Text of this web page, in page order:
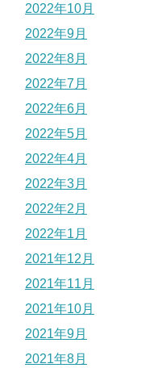
2022年10月
2022年9月
2022年8月
2022年7月
2022年6月
2022年5月
2022年4月
2022年3月
2022年2月
2022年1月
2021年12月
2021年11月
2021年10月
2021年9月
2021年8月